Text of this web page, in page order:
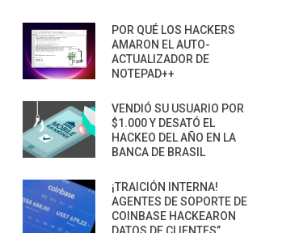
POR QUÉ LOS HACKERS
AMARON EL AUTO-
ACTUALIZADOR DE
NOTEPAD++
VENDIÓ SU USUARIO POR
$1.000 Y DESATÓ EL
HACKEO DEL AÑO EN LA
BANCA DE BRASIL
¡TRAICIÓN INTERNA!
AGENTES DE SOPORTE DE
COINBASE HACKEARON